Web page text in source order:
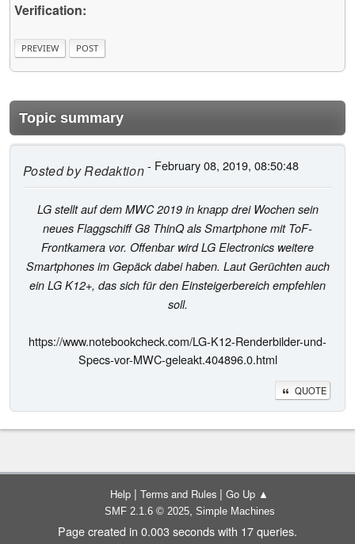
Verification:
Topic summary
Posted byRedaktion- February 08, 2019, 08:50:48
LG stellt auf dem MWC 2019 in knapp drei Wochen sein
neues Flaggschiff G8 ThinQ als Smartphone mit ToF-
Frontkamera vor. Offenbar wird LG Electronics weitere
Smartphones im Gepäck dabei haben. Laut Gerüchten auch
ein LG K12+, das sich für den Einsteigerbereich empfehlen
soll.
https://www.notebookcheck.com/LG-K12-Renderbilder-und-
Specs-vor-MWC-geleakt.404896.0.html
QUOTE
Help | Terms and Rules | Go Up ▲
SMF 2.1.6 © 2025, Simple Machines
Page created in 0.003 seconds with 17 queries.